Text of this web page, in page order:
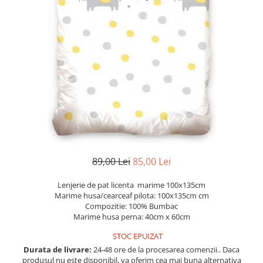
Cadouri barbati
Seturi cadou barbati
Seturi cadou barbati portofel si curea
Ceasuri pentru EL
Cadouri craciun barbati
Cadouri personalizate barbati
Cadouri copii
Cadouri craciun copii
Sticlă pentru apa Personalizată
Seturi cadou pentru copii KID's Collection
Sepci personalizate
Bannere personalizate scoli si gradinite
Caserole personalizate sandwich
Saculeti personalizati
Sticla de apa personalizata
Agende si caiete personalizate
89,00 Lei85,00 Lei
Lenjerie de pat licenta marime 100x135cm
Marime husa/cearceaf pilota: 100x135cm cm
Compozitie: 100% Bumbac
Marime husa perna: 40cm x 60cm
STOC EPUIZAT
Durata de livrare: 24-48 ore de la procesarea comenzii.. Daca
produsul nu este disponibil, va oferim cea mai buna alternativa